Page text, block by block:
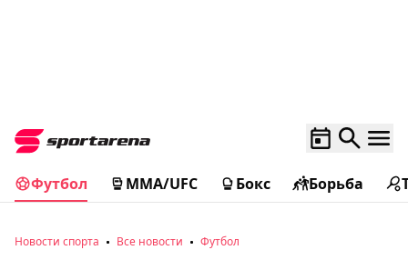
Футбол MMA/UFC Бокс Борьба
Новости спорта Все новости Футбол